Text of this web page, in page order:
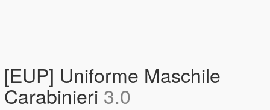
[EUP] Uniforme Maschile
Carabinieri 3.0